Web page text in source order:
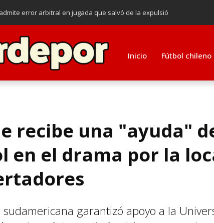
admite error arbitral en jugada que salvó de la expulsió
aferra a la esperanza de clasificar a octavos de
anuncia a Carlo Ancelotti como su nuevo entrenador para
Inicio Fútbol chileno
recibe una "ayuda"
en el drama por la
garantizó apoyo a la